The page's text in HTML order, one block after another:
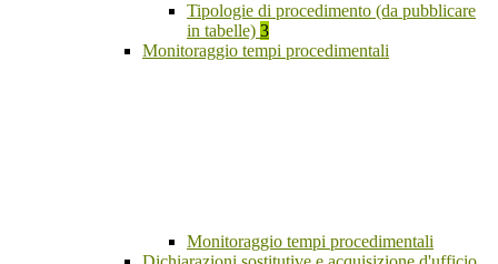
Tipologie di procedimento (da pubblicare
in tabelle) 3
Monitoraggio tempi procedimentali
Monitoraggio tempi procedimentali